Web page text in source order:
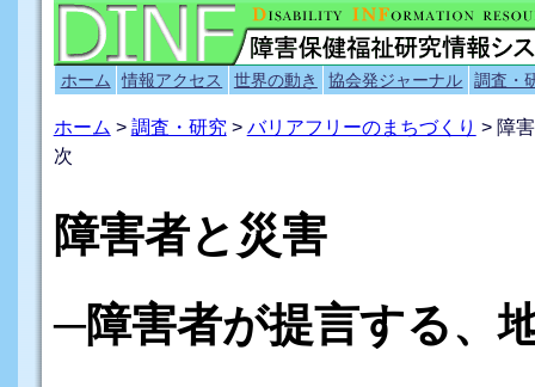
ホーム 情報アクセス 世界の動き 協会発ジャーナル 調査・
ホーム > 調査・研究 > バリアフリーのまちづくり > 障
次
障害者と災害
─障害者が提言する、